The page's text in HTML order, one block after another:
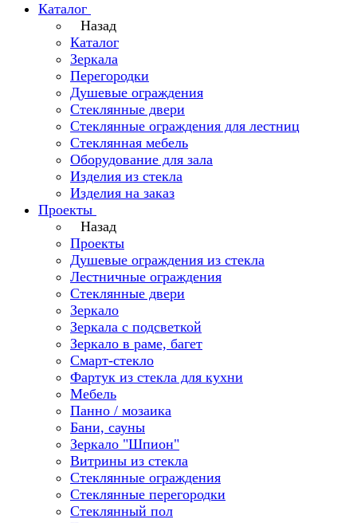
Каталог
Назад
Каталог
Зеркала
Перегородки
Душевые ограждения
Стеклянные двери
Стеклянные ограждения для лестниц
Стеклянная мебель
Оборудование для зала
Изделия из стекла
Изделия на заказ
Проекты
Назад
Проекты
Душевые ограждения из стекла
Лестничные ограждения
Стеклянные двери
Зеркало
Зеркала с подсветкой
Зеркало в раме, багет
Смарт-стекло
Фартук из стекла для кухни
Мебель
Панно / мозаика
Бани, сауны
Зеркало "Шпион"
Витрины из стекла
Стеклянные ограждения
Стеклянные перегородки
Стеклянный пол